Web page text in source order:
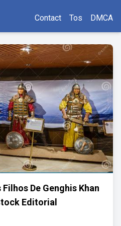
Contact Tos DMCA
De Genghis Khan
Editorial